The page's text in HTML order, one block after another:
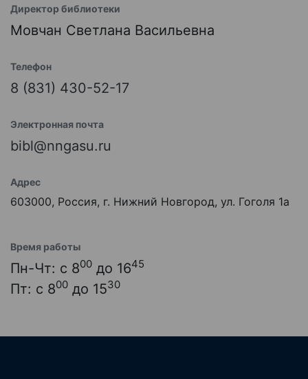
Директор библиотеки
Мовчан Светлана Васильевна
Телефон
8 (831) 430-52-17
Электронная почта
bibl@nngasu.ru
Адрес
603000, Россия, г. Нижний Новгород, ул. Гоголя 1а
Время работы
Пн-Чт: с 800 до 1645
Пт: с 800 до 1530